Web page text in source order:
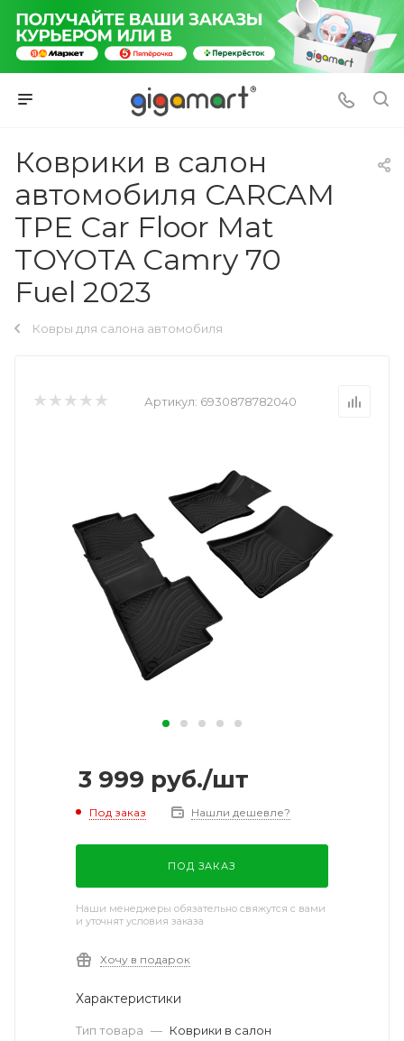
Коврики в салон
автомобиля CARCAM
TPE Car Floor Mat
TOYOTA Camry 70
Fuel 2023
Ковры для салона автомобиля
Артикул: 6930878782040
3 999 руб./шт
Под заказ Нашли дешевле?
ПОД ЗАКАЗ
Наши менеджеры обязательно свяжутся с вами
и уточнят условия заказа
Хочу в подарок
Характеристики
Тип товара — Коврики в салон